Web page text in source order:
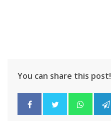
You can share this post!